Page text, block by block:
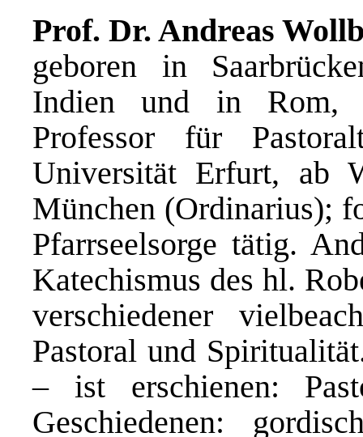
Prof. Dr. Andreas
geboren in
Indien und in Rom,
Professor für
Universität Erfurt, ab
München (Ordinarius);
Pfarrseelsorge tätig.
Katechismus des hl.
verschiedener
Pastoral und
– ist erschienen:
Geschiedenen: